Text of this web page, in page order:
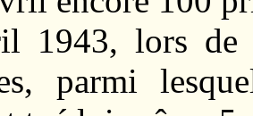
1943, lors de
parmi